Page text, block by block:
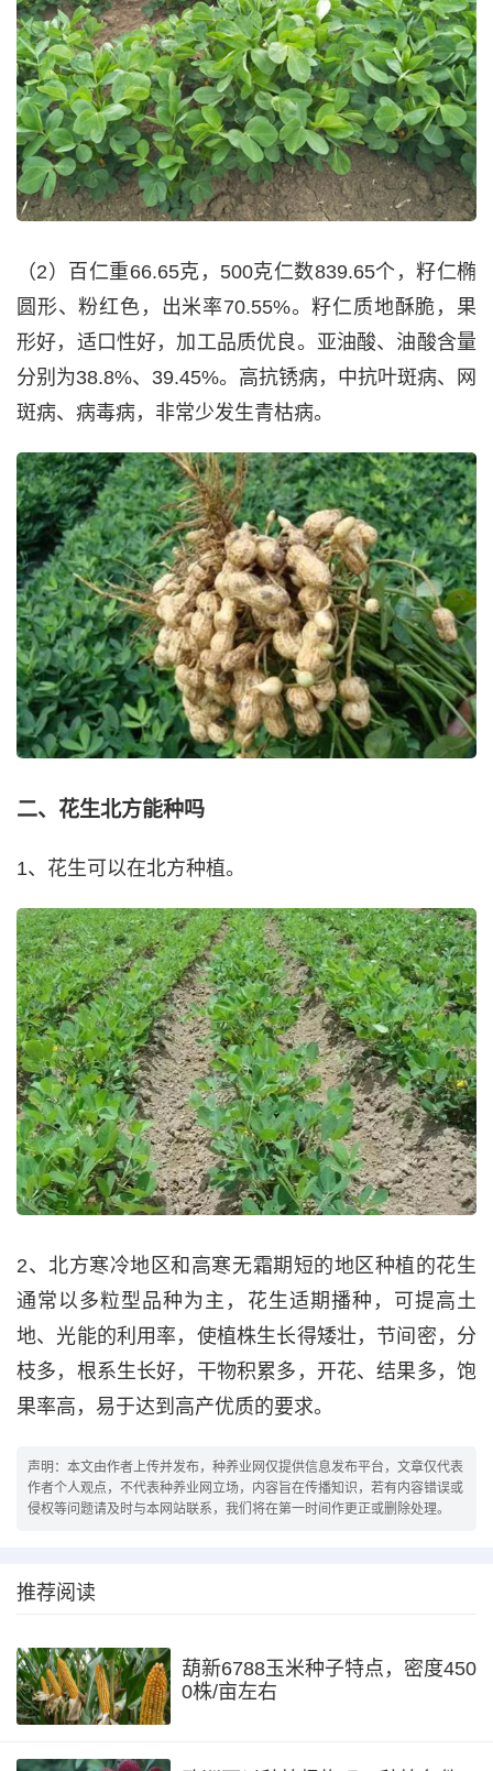
（2）百仁重66.65克，500克仁数839.65个，籽仁椭
圆形、粉红色，出米率70.55%。籽仁质地酥脆，果
形好，适口性好，加工品质优良。亚油酸、油酸含量
分别为38.8%、39.45%。高抗锈病，中抗叶斑病、网
斑病、病毒病，非常少发生青枯病。
二、花生北方能种吗
1、花生可以在北方种植。
2、北方寒冷地区和高寒无霜期短的地区种植的花生
通常以多粒型品种为主，花生适期播种，可提高土
地、光能的利用率，使植株生长得矮壮，节间密，分
枝多，根系生长好，干物积累多，开花、结果多，饱
果率高，易于达到高产优质的要求。
声明：本文由作者上传并发布，种养业网仅提供信息发布平台，文章仅代表
作者个人观点，不代表种养业网立场，内容旨在传播知识，若有内容错误或
侵权等问题请及时与本网站联系，我们将在第一时间作更正或删除处理。
推荐阅读
葫新6788玉米种子特点，密度450
0株/亩左右